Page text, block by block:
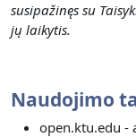
susipažinęs su
jų laikytis.
Naudojimo
open.ktu.edu -